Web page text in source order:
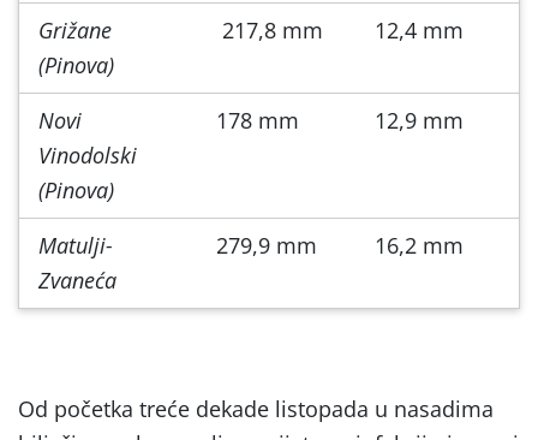
Grižane
(Pinova)
217,8 mm 12,4 mm
Novi
Vinodolski
(Pinova)
178 mm 12,9 mm
Matulji-
Zvaneća
279,9 mm 16,2 mm
Od početka treće dekade listopada u nasadima